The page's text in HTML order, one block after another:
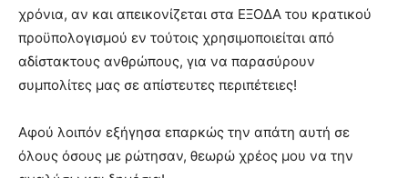
χρόνια, αν και απεικονίζεται στα ΕΞΟΔΑ του κρατικού
προϋπολογισμού εν τούτοις χρησιμοποιείται από
αδίστακτους ανθρώπους, για να παρασύρουν
συμπολίτες μας σε απίστευτες περιπέτειες!
Αφού λοιπόν εξήγησα επαρκώς την απάτη αυτή σε
όλους όσους με ρώτησαν, θεωρώ χρέος μου να την